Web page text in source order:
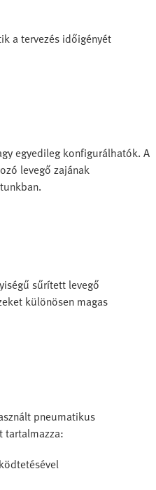
a tervezés időigényét
egyedileg konfigurálhatók. A
levegő zajának
sűrített levegő
különösen magas
pneumatikus
tartalmazza: